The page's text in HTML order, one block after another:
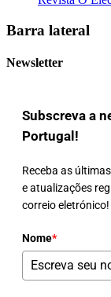
Barra lateral
Newsletter
Subscreva a
Portugal!
Receba as
e atualizações
correio eletrónico!
Nome*